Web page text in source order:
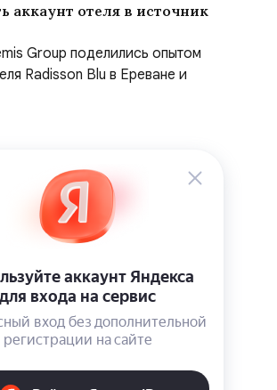
аккаунт отеля в источник
Group поделились опытом
Radisson Blu в Ереване и